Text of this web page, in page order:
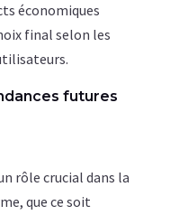
économiques
final selon les
futures
rôle crucial dans la
que ce soit